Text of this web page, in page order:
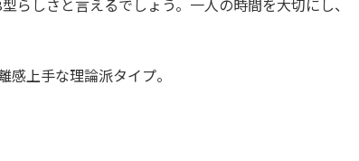
らしさと言えるでしょう。一人の時間を大切にし、
感上手な理論派タイプ。